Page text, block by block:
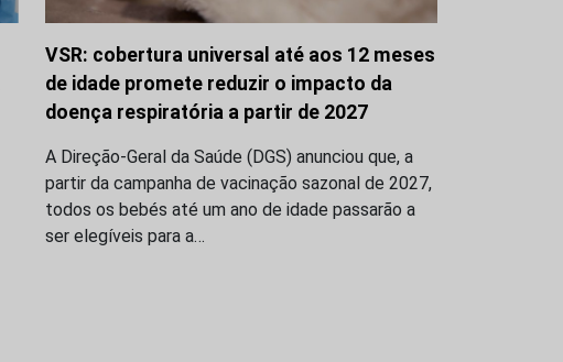
VSR: cobertura universal até aos 12 meses
de idade promete reduzir o impacto da
doença respiratória a partir de 2027
A Direção-Geral da Saúde (DGS) anunciou que, a
partir da campanha de vacinação sazonal de 2027,
todos os bebés até um ano de idade passarão a
ser elegíveis para a…